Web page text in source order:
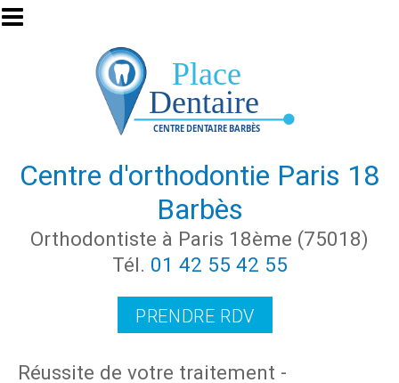
Aller au contenu principal
Centre d'orthodontie Paris 18
Barbès
Orthodontiste à Paris 18ème (75018)
Tél. 01 42 55 42 55
PRENDRE RDV
Réussite de votre traitement -